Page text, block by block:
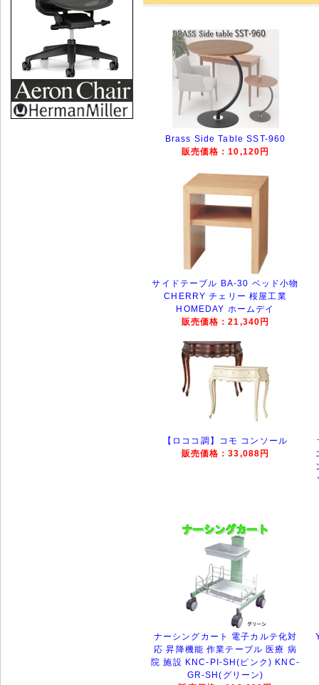
Brass Side Table SST-960
販売価格：10,120円
サイドテーブル BA-30 ベッド小物
CHERRY チェリー 桜屋工業
HOMEDAY ホームデイ
販売価格：21,340円
【ロココ調】コモ コンソール
販売価格：33,088円
ナーシングカート 電子カルテ化対
応 昇降機能 作業テーブル 医療 病
院 施設 KNC-PI-SH(ピンク) KNC-
GR-SH(グリーン)